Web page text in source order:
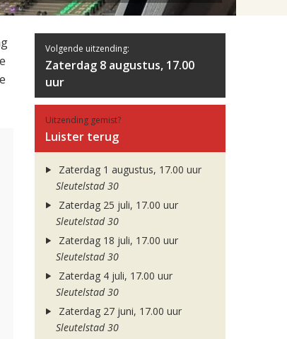
Volgende uitzending:
Zaterdag 8 augustus, 17.00
uur
Uitzending gemist?
Luister terug
Zaterdag 1 augustus, 17.00 uur
Sleutelstad 30
Zaterdag 25 juli, 17.00 uur
Sleutelstad 30
Zaterdag 18 juli, 17.00 uur
Sleutelstad 30
Zaterdag 4 juli, 17.00 uur
Sleutelstad 30
Zaterdag 27 juni, 17.00 uur
Sleutelstad 30